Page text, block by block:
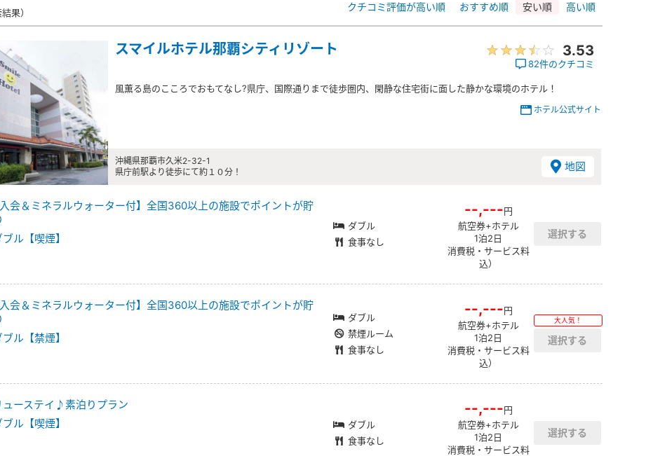
果） クチコミ評価が高い順 おすすめ順 安い順 高い順
スマイルホテル那覇シティリゾート 3.53
82件のクチコミ
風薫る島のこころでおもてなし?県庁、国際通りまで徒歩圏内、閑静な住宅街に面した静かな環境のホテル！
ホテル公式サイト
沖縄県那覇市久米2-32-1
県庁前駅より徒歩にて約１０分！
地図
入会＆ミネラルウォーター付】全国360以上の施設でポイントが貯
ル【喫煙】
ダブル
食事なし
--,---円
航空券+ホテル
1泊2日
消費税・サービス料
込）
入会＆ミネラルウォーター付】全国360以上の施設でポイントが貯
ル【禁煙】
ダブル
禁煙ルーム
食事なし
--,---円
航空券+ホテル
1泊2日
消費税・サービス料
込）
大人気！
ューステイ♪素泊りプラン
ル【喫煙】
ダブル
食事なし
--,---円
航空券+ホテル
1泊2日
消費税・サービス料